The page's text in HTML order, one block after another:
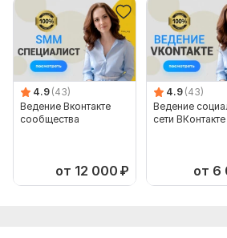
Создание аккаунта
Настройка адаптивных
Ретаргетинг
Консультация
Количество ключевых слов: 50
Срок выполнения:
30 дней
4.9 (43)
Ведение Вконтакте
сообщества
от 12 000 ₽
4.9 (43)
Ведение
сети ВКонтакте
от 6